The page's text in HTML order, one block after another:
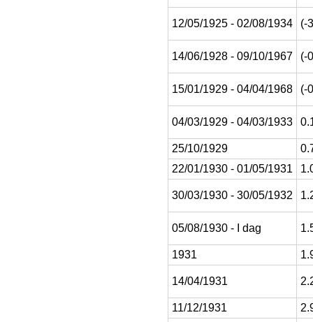
12/05/1925 - 02/08/1934 (-
14/06/1928 - 09/10/1967 (-
15/01/1929 - 04/04/1968 (-
04/03/1929 - 04/03/1933
25/10/1929
22/01/1930 - 01/05/1931
30/03/1930 - 30/05/1932
05/08/1930 - I dag
1931
14/04/1931
11/12/1931